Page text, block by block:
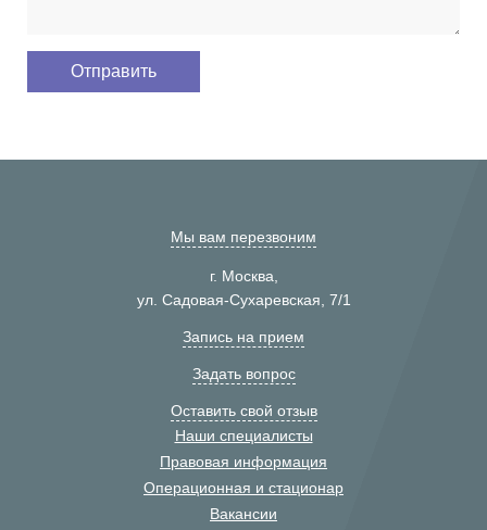
Мы вам перезвоним
г. Москва,
ул. Садовая-Сухаревская, 7/1
Запись на прием
Задать вопрос
Оставить свой отзыв
Наши специалисты
Правовая информация
Операционная и стационар
Вакансии